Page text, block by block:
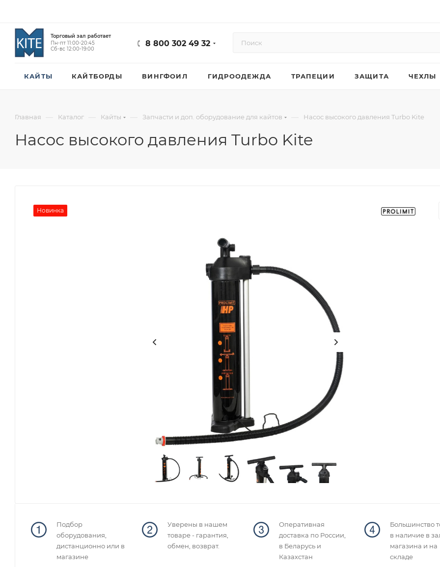
Торговый зал работает
Пн-пт 11:00-20:45
Сб-вс 12:00-19:00
8 800 302 49 32
КАЙТЫ КАЙТБОРДЫ ВИНГФОИЛ ГИДРООДЕЖДА ТРАПЕЦИИ ЗАЩИТА ЧЕХЛЫ
Главная — Каталог — Кайты — Запчасти и доп. оборудование для кайтов — Насос высокого давления Turbo Kite
Насос высокого давления Turbo Kite
Новинка
Подбор
оборудования,
дистанционно или в
магазине
Уверены в нашем
товаре - гарантия,
обмен, возврат.
Оперативная
доставка по России,
в Беларусь и
Казахстан
Большинство
в наличие в
магазина и на
складе